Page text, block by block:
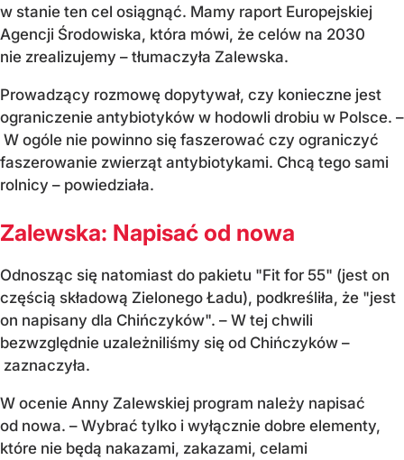
w stanie ten cel osiągnąć. Mamy raport Europejskiej
Agencji Środowiska, która mówi, że celów na 2030
nie zrealizujemy – tłumaczyła Zalewska.
Prowadzący rozmowę dopytywał, czy konieczne jest
ograniczenie antybiotyków w hodowli drobiu w Polsce. –
W ogóle nie powinno się faszerować czy ograniczyć
faszerowanie zwierząt antybiotykami. Chcą tego sami
rolnicy – powiedziała.
Zalewska: Napisać od nowa
Odnosząc się natomiast do pakietu "Fit for 55" (jest on
częścią składową Zielonego Ładu), podkreśliła, że "jest
on napisany dla Chińczyków". – W tej chwili
bezwzględnie uzależniliśmy się od Chińczyków –
zaznaczyła.
W ocenie Anny Zalewskiej program należy napisać
od nowa. – Wybrać tylko i wyłącznie dobre elementy,
które nie będą nakazami, zakazami, celami